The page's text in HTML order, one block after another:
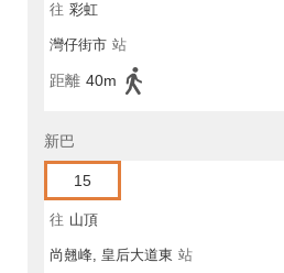
往 彩虹
灣仔街市 站
距離 40m
新巴
15
往 山頂
尚翹峰, 皇后大道東 站